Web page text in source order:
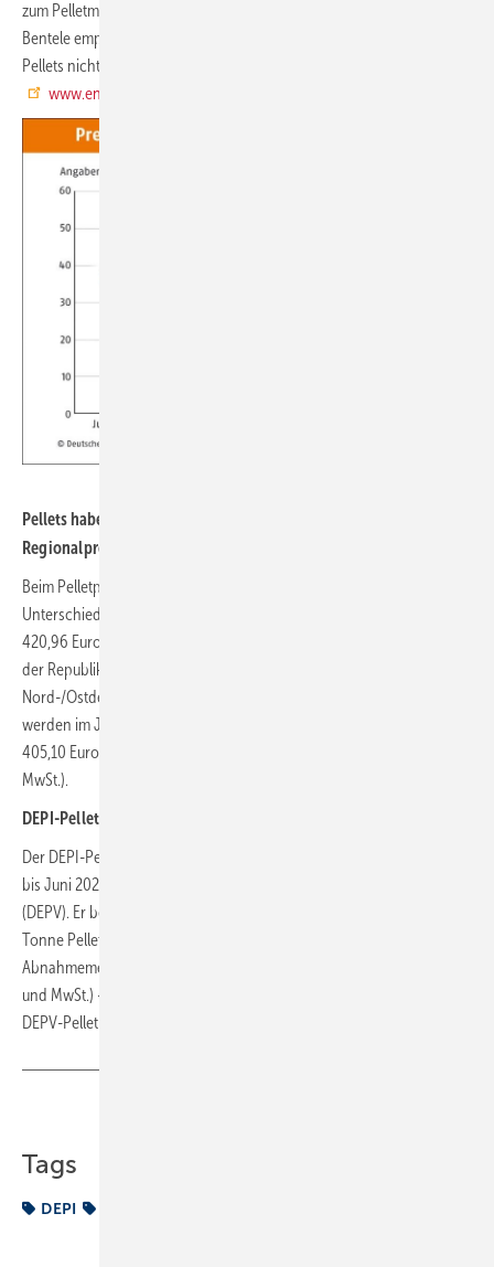
zum Pelletmarkt hat das DEPI online aufbereitet. Branchenkenner
Bentele empfiehlt Verbrauchern, trotz Preishoch die Qualität der
Pellets nicht zu vergessen. ENplus-zertifizierte Händler sind unter
www.enplus-pellets.de
Pellets haben noch einen großen preislichen Vorsprung
Regionalpreise
Beim Pelletpreis ergeben sich im Juni 2022 regional folgende
Unterschiede (Abnahme 6 t): In Süddeutschland sind Pellets mit
420,96 Euro/t wie in den letzten Monaten am günstigsten. In der Mitte
der Republik liegt der Durchschnittspreis bei 435,01 Euro/t, in
Nord-/Ostdeutschland bei 452,60 Euro/t. Größere Mengen (26 t)
werden im Juni 2021 zu folgenden Konditionen gehandelt: Süd:
405,10 Euro/t, Mitte: 416,83 Euro/t, Nord/Ost: 427,88 Euro/t (alle inkl.
MwSt.).
DEPI-Pelletpreis
Der DEPI-Pelletpreis wird seit 2011 im Monatsrhythmus veröffentlicht,
bis Juni 2020 vom Deutschen Energieholz- und Pellet-Verband
(DEPV). Er bezeichnet den Durchschnittspreis in Deutschland für eine
Tonne Pellets der Qualitätsklasse ENplusA1 der jeweiligen
Abnahmemenge (Lieferung im Umkreis 50 km, inkl. aller Nebenkosten
und MwSt.) – deutschlandweit und in drei Regionen. Beim DEPV ist ein
DEPV-Pelletpreis für Lieferverträge (netto) abrufbar.
Tags
DEPI